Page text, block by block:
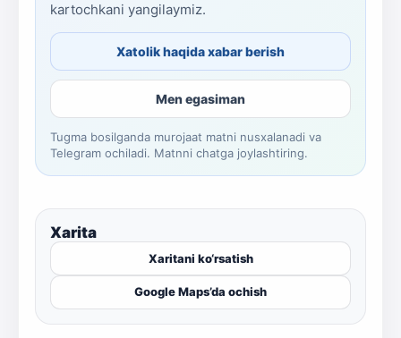
kartochkani yangilaymiz.
Xatolik haqida xabar berish
Men egasiman
Tugma bosilganda murojaat matni nusxalanadi va
Telegram ochiladi. Matnni chatga joylashtiring.
Xarita
Xaritani ko‘rsatish
Google Maps’da ochish